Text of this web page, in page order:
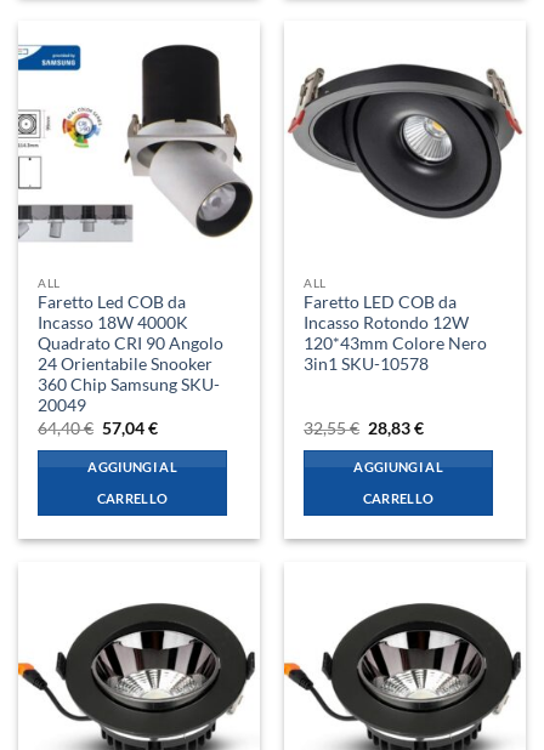
ALL
Faretto Led COB da
Incasso 18W 4000K
Quadrato CRI 90 Angolo
24 Orientabile Snooker
360 Chip Samsung SKU-
20049
64,40€ Il
prezzo
originale
era:
64,40 €.
57,04€Il
attuale
è:
57,04 €.
AGGIUNGI AL
CARRELLO
ALL
Faretto LED COB da
Incasso Rotondo 12W
120*43mm Colore Nero
3in1 SKU-10578
32,55€ Il
prezzo
originale
era:
32,55 €.
28,83€Il
attuale
è:
28,83 €.
AGGIUNGI AL
CARRELLO